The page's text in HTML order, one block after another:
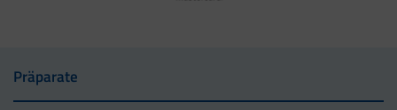
Präparate